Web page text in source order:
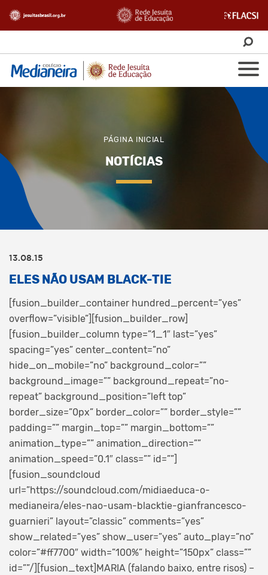
PÁGINA INICIAL
NOTÍCIAS
13.08.15
ELES NÃO USAM BLACK-TIE
[fusion_builder_container hundred_percent=”yes”
overflow=”visible”][fusion_builder_row]
[fusion_builder_column type=”1_1″ last=”yes”
spacing=”yes” center_content=”no”
hide_on_mobile=”no” background_color=””
background_image=”” background_repeat=”no-
repeat” background_position=”left top”
border_size=”0px” border_color=”” border_style=””
padding=”” margin_top=”” margin_bottom=””
animation_type=”” animation_direction=””
animation_speed=”0.1″ class=”” id=””]
[fusion_soundcloud
url=”https://soundcloud.com/midiaeduca-o-
medianeira/eles-nao-usam-blacktie-gianfrancesco-
guarnieri” layout=”classic” comments=”yes”
show_related=”yes” show_user=”yes” auto_play=”no”
color=”#ff7700″ width=”100%” height=”150px” class=””
id=””/][fusion_text]MARIA (falando baixo, entre risos) –